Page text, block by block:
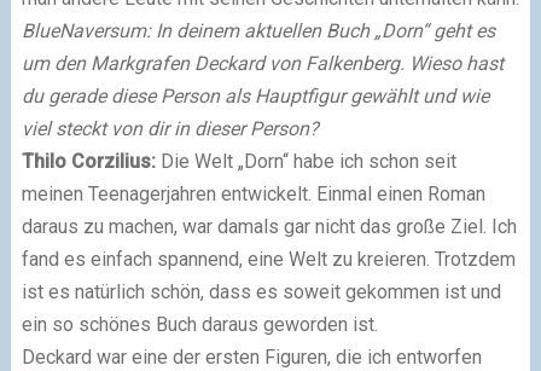
BlueNaversum: In deinem aktuellen Buch „Dorn“ geht es
um den Markgrafen Deckard von Falkenberg. Wieso hast
du gerade diese Person als Hauptfigur gewählt und wie
viel steckt von dir in dieser Person?
Thilo Corzilius:Die Welt „Dorn“ habe ich schon seit
meinen Teenagerjahren entwickelt. Einmal einen Roman
daraus zu machen, war damals gar nicht das große Ziel. Ich
fand es einfach spannend, eine Welt zu kreieren. Trotzdem
ist es natürlich schön, dass es soweit gekommen ist und
ein so schönes Buch daraus geworden ist.
Deckard war eine der ersten Figuren, die ich entworfen